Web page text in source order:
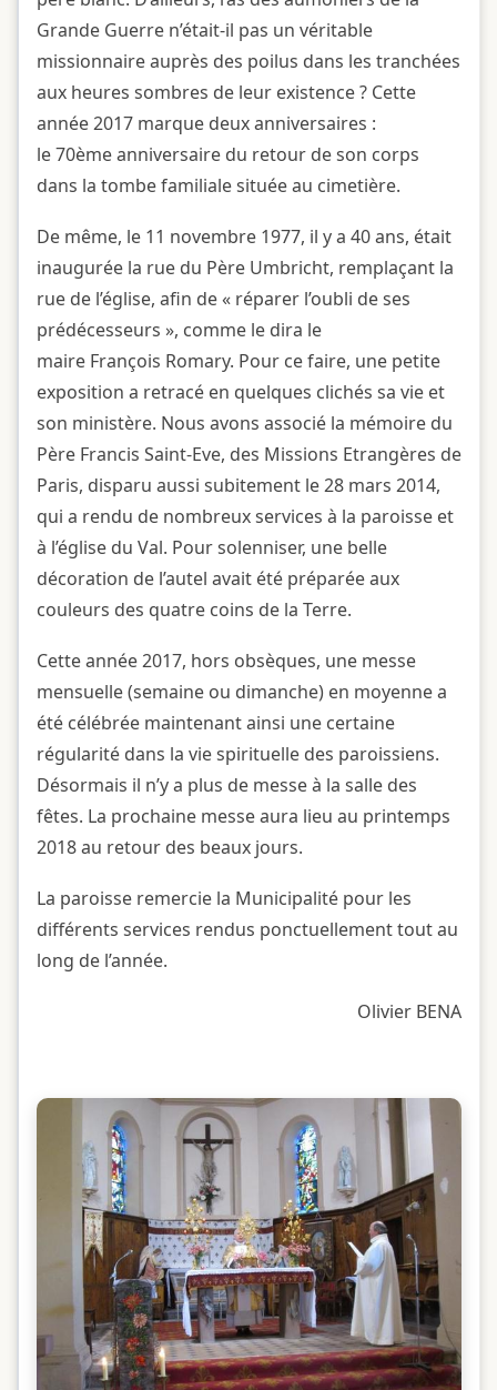
Grande Guerre n’était-il pas un véritable
missionnaire auprès des poilus dans les tranchées
aux heures sombres de leur existence ? Cette
année 2017 marque deux anniversaires :
le 70ème anniversaire du retour de son corps
dans la tombe familiale située au cimetière.
De même, le 11 novembre 1977, il y a 40 ans, était
inaugurée la rue du Père Umbricht, remplaçant la
rue de l’église, afin de « réparer l’oubli de ses
prédécesseurs », comme le dira le
maire François Romary. Pour ce faire, une petite
exposition a retracé en quelques clichés sa vie et
son ministère. Nous avons associé la mémoire du
Père Francis Saint-Eve, des Missions Etrangères de
Paris, disparu aussi subitement le 28 mars 2014,
qui a rendu de nombreux services à la paroisse et
à l’église du Val. Pour solenniser, une belle
décoration de l’autel avait été préparée aux
couleurs des quatre coins de la Terre.
Cette année 2017, hors obsèques, une messe
mensuelle (semaine ou dimanche) en moyenne a
été célébrée maintenant ainsi une certaine
régularité dans la vie spirituelle des paroissiens.
Désormais il n’y a plus de messe à la salle des
fêtes. La prochaine messe aura lieu au printemps
2018 au retour des beaux jours.
La paroisse remercie la Municipalité pour les
différents services rendus ponctuellement tout au
long de l’année.
Olivier BENA